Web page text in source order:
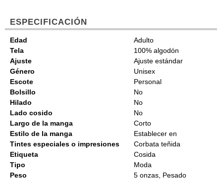
ESPECIFICACIÓN
Edad
Adulto
Tela
100% algodón
Ajuste
Ajuste estándar
Género
Unisex
Escote
Personal
Bolsillo
No
Hilado
No
Lado cosido
No
Largo de la manga
Corto
Estilo de la manga
Establecer en
Tintes especiales o impresiones
Corbata teñida
Etiqueta
Cosida
Tipo
Moda
Peso
5 onzas, Pesado